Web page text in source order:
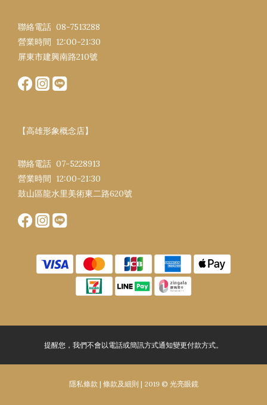
聯絡電話 08-7513288
營業時間 12:00-21:30​
屏東市建興南路​210號
【高雄形象概念店】
聯絡電話 07-5228913
營業時間 12:00-21:30​
鼓山區龍水里美術東二路620號
提醒您，我們不會以電話或簡訊方式通知變更付款方式。
隱私條款 | 條款及細則 | 2019 © 光亮眼鏡